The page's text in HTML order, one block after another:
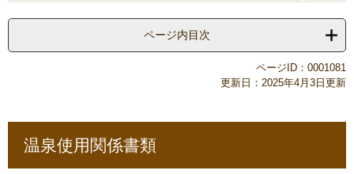
へ
ページ内目次
ページID：0001081
更新日：2025年4月3日更新
温泉使用関係書類